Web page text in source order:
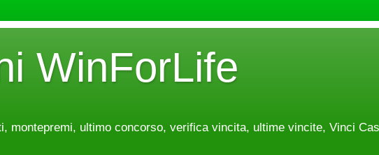
WinForLife
montepremi, ultimo concorso, verifica vincita, ultime vincite, Vinci